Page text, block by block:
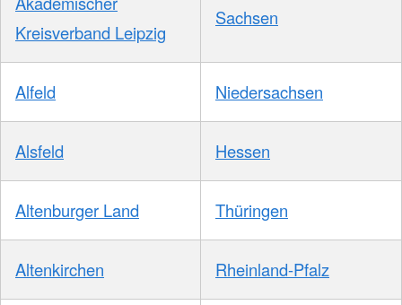
Kreisverband Leipzig
Sachsen
Alfeld Niedersachsen
Alsfeld Hessen
Altenburger Land Thüringen
Altenkirchen Rheinland-Pfalz